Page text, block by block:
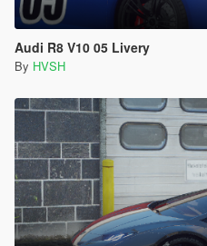
Audi R8 V10 05 Livery
By HVSH